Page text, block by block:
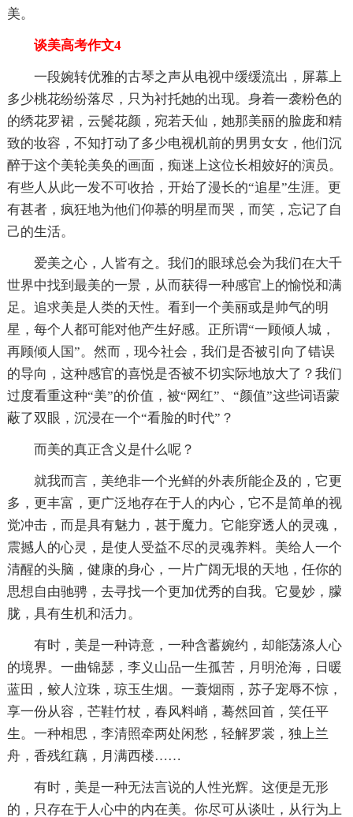
美。
谈美高考作文4
一段婉转优雅的古琴之声从电视中缓缓流出，屏幕上
多少桃花纷纷落尽，只为衬托她的出现。身着一袭粉色的
的绣花罗裙，云鬓花颜，宛若天仙，她那美丽的脸庞和精
致的妆容，不知打动了多少电视机前的男男女女，他们沉
醉于这个美轮美奂的画面，痴迷上这位长相姣好的演员。
有些人从此一发不可收拾，开始了漫长的“追星”生涯。更
有甚者，疯狂地为他们仰慕的明星而哭，而笑，忘记了自
己的生活。
爱美之心，人皆有之。我们的眼球总会为我们在大千
世界中找到最美的一景，从而获得一种感官上的愉悦和满
足。追求美是人类的天性。看到一个美丽或是帅气的明
星，每个人都可能对他产生好感。正所谓“一顾倾人城，
再顾倾人国”。然而，现今社会，我们是否被引向了错误
的导向，这种感官的喜悦是否被不切实际地放大了？我们
过度看重这种“美”的价值，被“网红”、“颜值”这些词语蒙
蔽了双眼，沉浸在一个“看脸的时代”？
而美的真正含义是什么呢？
就我而言，美绝非一个光鲜的外表所能企及的，它更
多，更丰富，更广泛地存在于人的内心，它不是简单的视
觉冲击，而是具有魅力，甚于魔力。它能穿透人的灵魂，
震撼人的心灵，是使人受益不尽的灵魂养料。美给人一个
清醒的头脑，健康的身心，一片广阔无垠的天地，任你的
思想自由驰骋，去寻找一个更加优秀的自我。它曼妙，朦
胧，具有生机和活力。
有时，美是一种诗意，一种含蓄婉约，却能荡涤人心
的境界。一曲锦瑟，李义山品一生孤苦，月明沧海，日暖
蓝田，鲛人泣珠，琼玉生烟。一蓑烟雨，苏子宠辱不惊，
享一份从容，芒鞋竹杖，春风料峭，蓦然回首，笑任平
生。一种相思，李清照牵两处闲愁，轻解罗裳，独上兰
舟，香残红藕，月满西楼……
有时，美是一种无法言说的人性光辉。这便是无形
的，只存在于人心中的内在美。你尽可从谈吐，从行为上